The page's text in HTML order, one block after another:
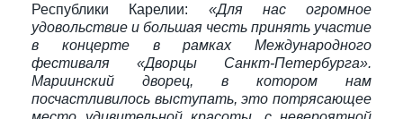
Республики Карелии: «Для нас огромное
удовольствие и большая честь принять участие
в концерте в рамках Международного
фестиваля «Дворцы Санкт-Петербурга».
Мариинский дворец, в котором нам
посчастливилось выступать, это потрясающее